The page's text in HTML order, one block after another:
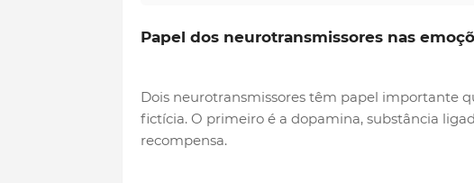
Papel dos neurotransmissores nas
Dois neurotransmissores têm papel importante
fictícia. O primeiro é a dopamina, substância
recompensa.